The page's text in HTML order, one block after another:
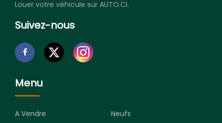
Louer votre véhicule sur AUTO.CI.
Suivez-nous
Menu
A Vendre
Neufs